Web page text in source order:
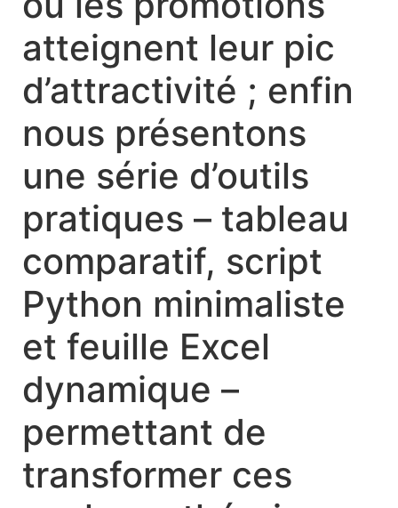
atteignent leur pic
d’attractivité ; enfin
nous présentons
une série d’outils
pratiques – tableau
comparatif, script
Python minimaliste
et feuille Excel
dynamique –
permettant de
transformer ces